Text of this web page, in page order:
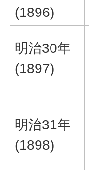
(1896)
明治30年
(1897)
明治31年
(1898)